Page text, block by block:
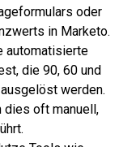
oder
in Marketo.
automatisierte
die 90, 60 und
werden.
dies oft manuell,